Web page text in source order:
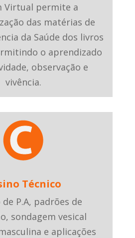
Virtual permite a
das matérias de
da Saúde dos livros
o aprendizado
observação e
vivência.
Técnico
de P.A, padrões de
sondagem vesical
e aplicações